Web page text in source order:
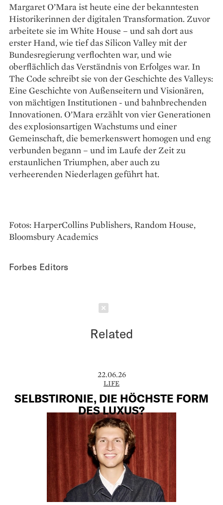
Margaret O’Mara ist heute eine der bekanntesten
Historikerinnen der digitalen Transformation. Zuvor
arbeitete sie im White House – und sah dort aus
erster Hand, wie tief das Silicon Valley mit der
Bundesregierung verflochten war, und wie
oberflächlich das Verständnis von Erfolges war. In
The Code schreibt sie von der Geschichte des Valleys:
Eine Geschichte von Außenseitern und Visionären,
von mächtigen Institutionen - und bahnbrechenden
Innovationen. O’Mara erzählt von vier Generationen
des explosionsartigen Wachstums und einer
Gemeinschaft, die bemerkenswert homogen und eng
verbunden begann – und im Laufe der Zeit zu
erstaunlichen Triumphen, aber auch zu
verheerenden Niederlagen geführt hat.
Fotos: HarperCollins Publishers, Random House,
Bloomsbury Academics
Forbes Editors
Related
22.06.26
LIFE
SELBSTIRONIE, DIE HÖCHSTE FORM
DES LUXUS?